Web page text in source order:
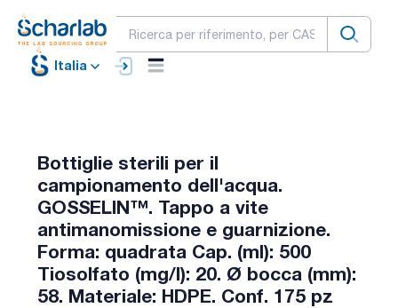
Italia
Bottiglie sterili per il
campionamento dell'acqua.
GOSSELIN™. Tappo a vite
antimanomissione e guarnizione.
Forma: quadrata Cap. (ml): 500
Tiosolfato (mg/l): 20. Ø bocca (mm):
58. Materiale: HDPE. Conf. 175 pz